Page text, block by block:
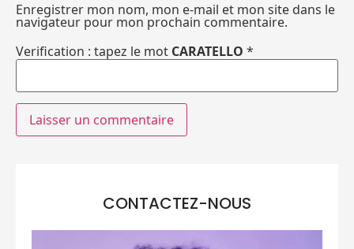
Enregistrer mon nom, mon e-mail et mon site dans le
navigateur pour mon prochain commentaire.
Verification : tapez le mot CARATELLO *
CONTACTEZ-NOUS